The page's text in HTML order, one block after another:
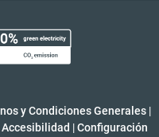
y Condiciones Generales |
Accesibilidad | Configuración